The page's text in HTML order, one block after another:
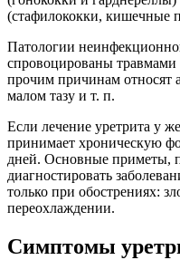
(стафилококки, кишечные
Патологии
спровоцированы травмами
прочим причинам относят
малом тазу и т. п.
Если лечение уретрита у
принимает хроническую
дней. Основные приметы,
диагностировать
только при обострениях:
переохлаждении.
Симптомы